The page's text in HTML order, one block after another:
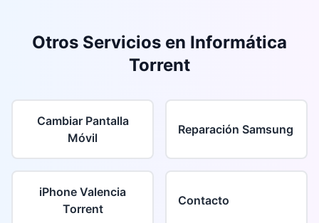
Otros Servicios en Informática
Torrent
Cambiar Pantalla
Móvil
Reparación Samsung
iPhone Valencia
Torrent
Contacto